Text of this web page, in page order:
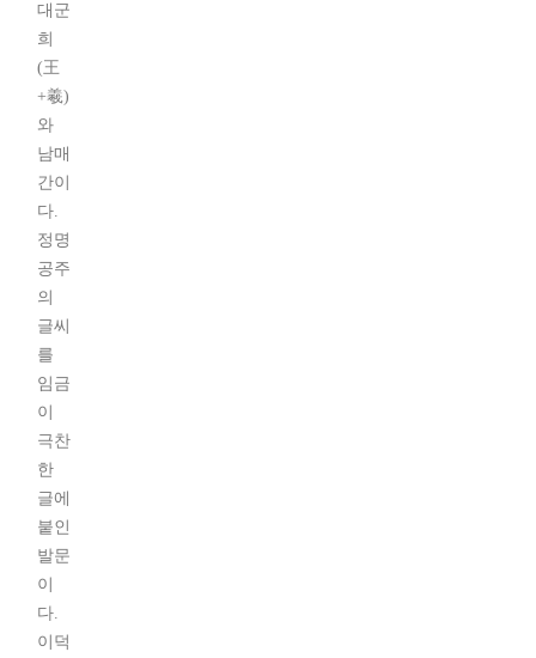
대군
희
(王
+羲)
와
남매
간이
다.
정명
공주
의
글씨
를
임금
이
극찬
한
글에
붙인
발문
이
다.
이덕